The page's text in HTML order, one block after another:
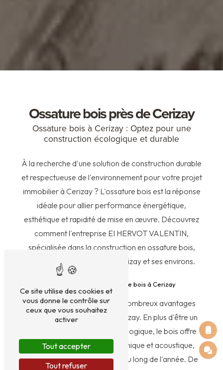
Ossature bois près de Cerizay
Ossature bois à Cerizay : Optez pour une
construction écologique et durable
À la recherche d'une solution de construction durable
et respectueuse de l'environnement pour votre projet
immobilier à Cerizay ? L'ossature bois est la réponse
idéale pour allier performance énergétique,
esthétique et rapidité de mise en œuvre. Découvrez
comment l'entreprise EI HERVOT VALENTIN,
spécialisée dans la construction en ossature bois,
peut réaliser votre rêve à Cerizay et ses environs.
Les avantages de l'ossature bois à Cerizay
L'ossature bois présente de nombreux avantages
pour votre construction à Cerizay. En plus d'être un
matériau renouvelable et écologique, le bois offre
une excellente isolation thermique et acoustique,
pour un confort optimal tout au long de l'année. De
Ce site utilise des cookies et
vous donne le contrôle sur
ceux que vous souhaitez
activer
Tout accepter
Tout refuser